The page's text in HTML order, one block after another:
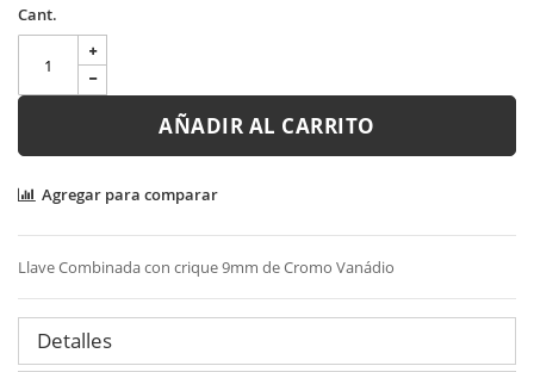
Cant.
AÑADIR AL CARRITO
Agregar para comparar
Llave Combinada con crique 9mm de Cromo Vanádio
Detalles